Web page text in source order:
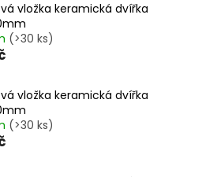
vložka keramická dvířka
(>30 ks)
vložka keramická dvířka
(>30 ks)